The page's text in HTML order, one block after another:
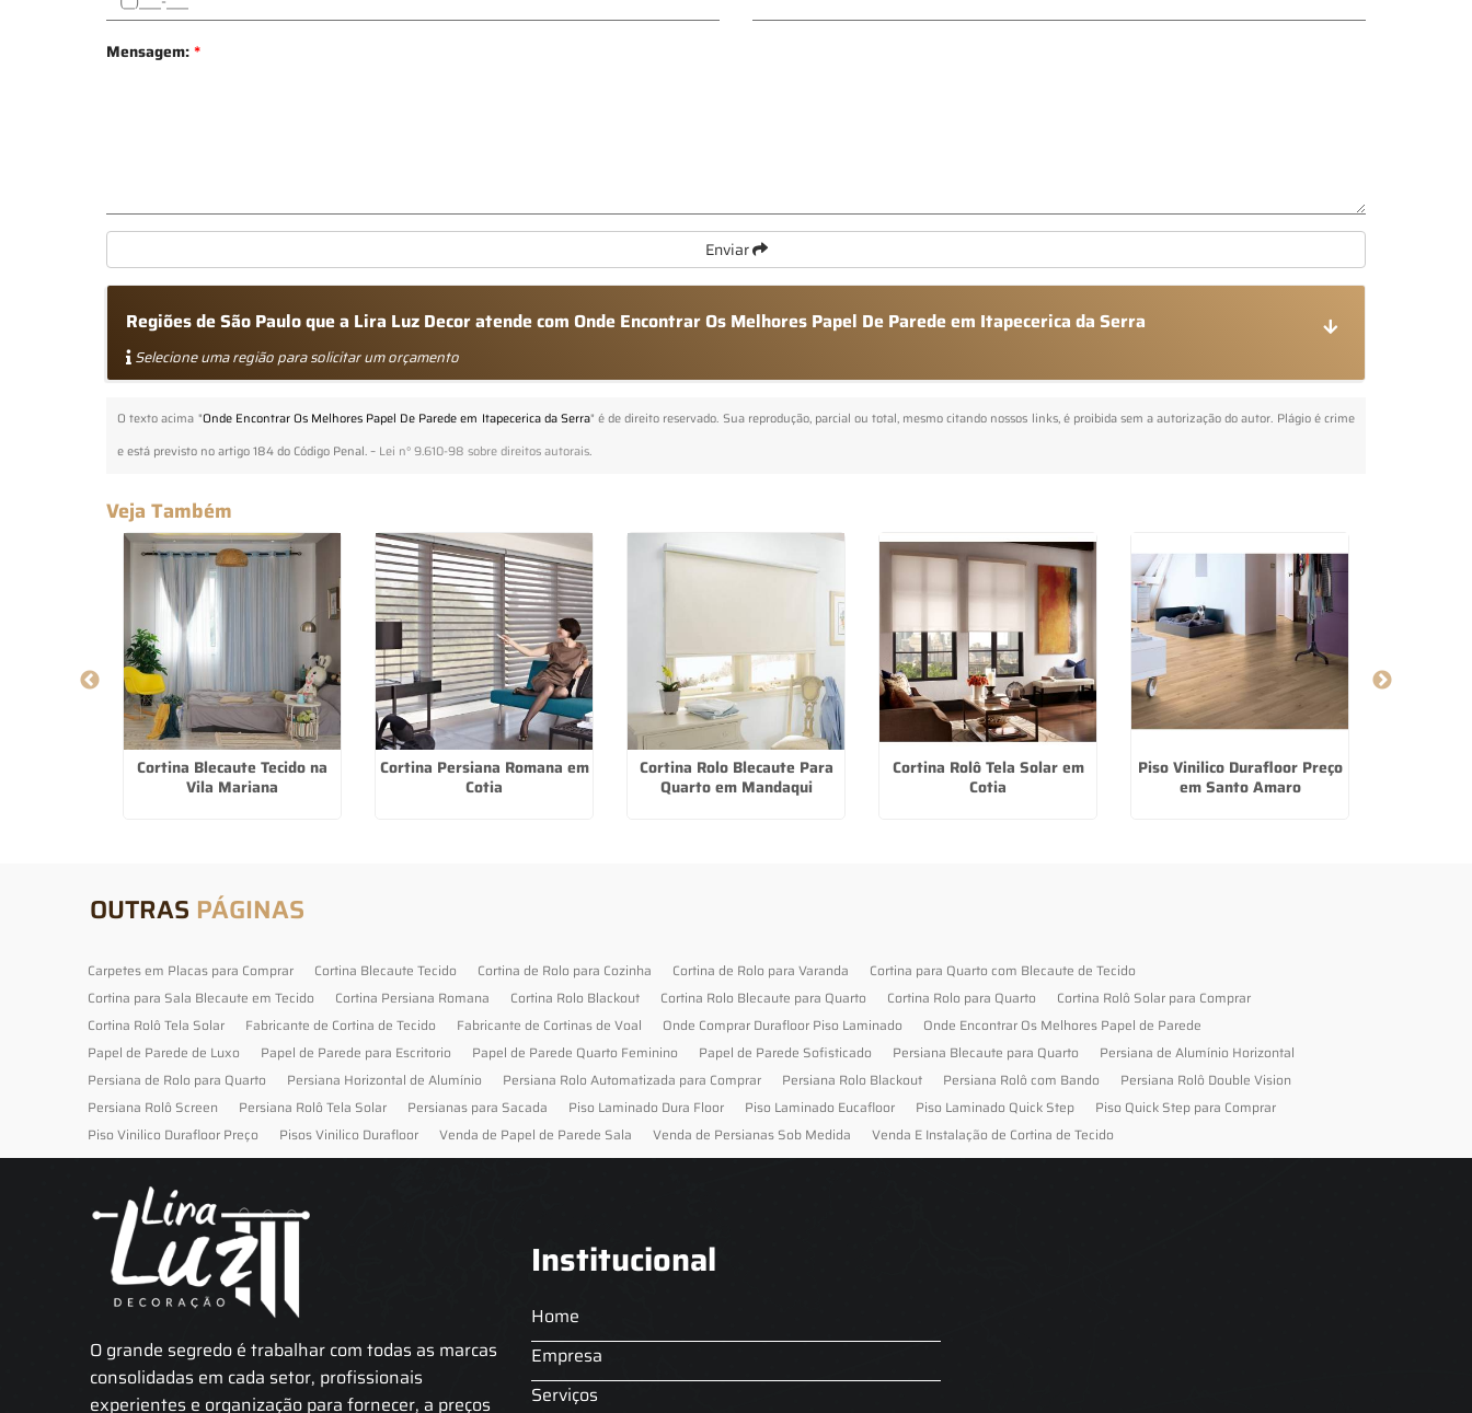
Mensagem:*
Enviar
Regiões de São Paulo que a Lira Luz Decor atende com Onde Encontrar Os Melhores Papel De Parede em Itapecerica da Serra
Selecione uma região para solicitar um orçamento
O texto acima "Onde Encontrar Os Melhores Papel De Parede em Itapecerica da Serra" é de direito reservado. Sua reprodução, parcial ou total, mesmo citando nossos links, é proibida sem a autorização do autor. Plágio é crime
e está previsto no artigo 184 do Código Penal. – Lei n° 9.610-98 sobre direitos autorais.
Veja Também
Cortina Blecaute Tecido na
Vila Mariana
Cortina Persiana Romana em
Cotia
Cortina Rolo Blecaute Para
Quarto em Mandaqui
Cortina Rolô Tela Solar em
Cotia
Piso Vinilico Durafloor Preço
em Santo Amaro
OUTRAS PÁGINAS
Carpetes em Placas para Comprar Cortina Blecaute Tecido Cortina de Rolo para Cozinha Cortina de Rolo para Varanda
Cortina para Quarto com Blecaute de Tecido
Cortina para Sala Blecaute em Tecido
Cortina Persiana Romana Cortina Rolo Blackout Cortina Rolo Blecaute para Quarto Cortina Rolo para Quarto
Cortina Rolô Solar para Comprar
Cortina Rolô Tela Solar
Fabricante de Cortina de Tecido Fabricante de Cortinas de Voal Onde Comprar Durafloor Piso Laminado
Onde Encontrar Os Melhores Papel de Parede
Papel de Parede de Luxo
Papel de Parede para Escritorio Papel de Parede Quarto Feminino Papel de Parede Sofisticado Persiana Blecaute para Quarto
Persiana de Alumínio Horizontal
Persiana de Rolo para Quarto
Persiana Horizontal de Alumínio Persiana Rolo Automatizada para Comprar Persiana Rolo Blackout Persiana Rolô com Bando
Persiana Rolô Double Vision
Persiana Rolô Screen
Persiana Rolô Tela Solar Persianas para Sacada Piso Laminado Dura Floor Piso Laminado Eucafloor Piso Laminado Quick Step
Piso Quick Step para Comprar
Piso Vinilico Durafloor Preço
Pisos Vinilico Durafloor Venda de Papel de Parede Sala Venda de Persianas Sob Medida Venda E Instalação de Cortina de Tecido
O grande segredo é trabalhar com todas as marcas
consolidadas em cada setor, profissionais
experientes e organização para fornecer, a preços
Institucional
Home
Empresa
Serviços